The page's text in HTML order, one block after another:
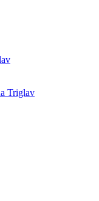
Triglav